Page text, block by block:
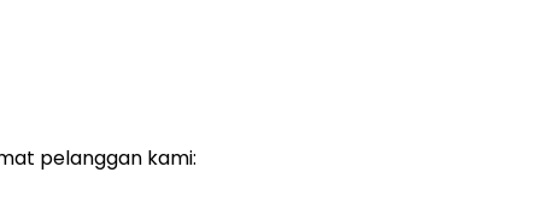
pelanggan kami: